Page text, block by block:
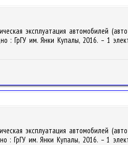
эксплуатация автомобилей
: ГрГУ им. Янки Купалы, 2016. – 1
эксплуатация автомобилей
: ГрГУ им. Янки Купалы, 2016. – 1